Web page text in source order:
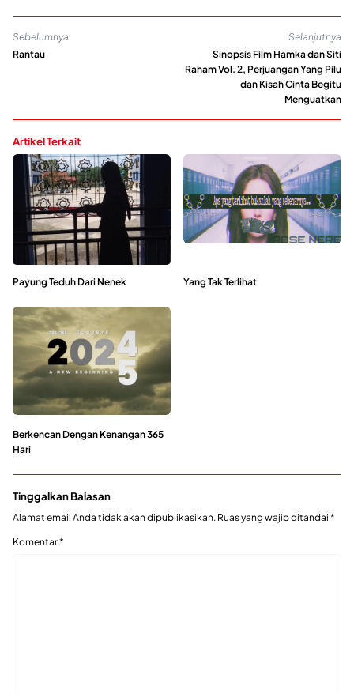
Sebelumnya
Rantau
Selanjutnya
Sinopsis Film Hamka dan Siti
Raham Vol. 2, Perjuangan Yang Pilu
dan Kisah Cinta Begitu
Menguatkan
Artikel Terkait
Payung Teduh Dari Nenek Yang Tak Terlihat
Berkencan Dengan Kenangan 365
Hari
Tinggalkan Balasan
Alamat email Anda tidak akan dipublikasikan. Ruas yang wajib ditandai *
Komentar*